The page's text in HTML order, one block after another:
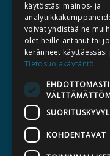
käytöstäsi mainos- ja
voivat yhdistää ne
olet heille antanut tai
keränneet
Tietosuojakäytäntö
EHDOTTOMASTI
KOHDENTAVAT